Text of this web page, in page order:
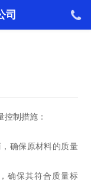
司
制措施：
确保原材料的质量
确保其符合质量标